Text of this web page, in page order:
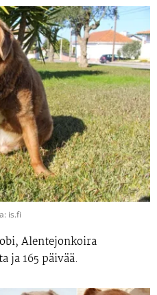
is.fi
Alentejonkoira
ja 165 päivää.